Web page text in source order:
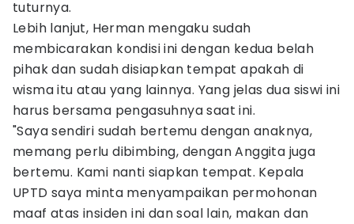
tuturnya.
Lebih lanjut, Herman mengaku sudah
membicarakan kondisi ini dengan kedua belah
pihak dan sudah disiapkan tempat apakah di
wisma itu atau yang lainnya. Yang jelas dua siswi ini
harus bersama pengasuhnya saat ini.
"Saya sendiri sudah bertemu dengan anaknya,
memang perlu dibimbing, dengan Anggita juga
bertemu. Kami nanti siapkan tempat. Kepala
UPTD saya minta menyampaikan permohonan
maaf atas insiden ini dan soal lain, makan dan